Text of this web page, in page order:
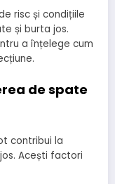
risc și condițiile
și burta jos.
a înțelege cum
de spate
contribui la
Acești factori